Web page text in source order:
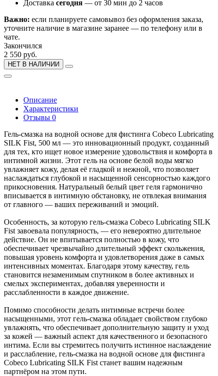
Доставка сегодня — от 30 мин до 2 часов
Важно: если планируете самовывоз без оформления заказа,
уточните наличие в магазине заранее — по телефону или в
чате.
Закончился
2 550 руб.
НЕТ В НАЛИЧИИ
Описание
Характеристики
Отзывы 0
Гель-смазка на водной основе для фистинга Cobeco Lubricating
SILK Fist, 500 мл — это инновационный продукт, созданный
для тех, кто ищет новое измерение удовольствия и комфорта в
интимной жизни. Этот гель на основе белой воды мягко
увлажняет кожу, делая её гладкой и нежной, что позволяет
наслаждаться глубокой и насыщенной сенсорностью каждого
прикосновения. Натуральный белый цвет геля гармонично
вписывается в интимную обстановку, не отвлекая внимания
от главного — ваших переживаний и эмоций.
Особенность, за которую гель-смазка Cobeco Lubricating SILK
Fist завоевала популярность, — его невероятно длительное
действие. Он не впитывается полностью в кожу, что
обеспечивает чрезвычайно длительный эффект скольжения,
повышая уровень комфорта и удовлетворения даже в самых
интенсивных моментах. Благодаря этому качеству, гель
становится незаменимым спутником в более активных и
смелых экспериментах, добавляя уверенности и
расслабленности в каждое движение.
Помимо способности делать интимные встречи более
насыщенными, этот гель-смазка обладает свойством глубоко
увлажнять, что обеспечивает дополнительную защиту и уход
за кожей — важный аспект для качественного и безопасного
интима. Если вы стремитесь получить истинное наслаждение
и расслабление, гель-смазка на водной основе для фистинга
Cobeco Lubricating SILK Fist станет вашим надежным
партнёром на этом пути.